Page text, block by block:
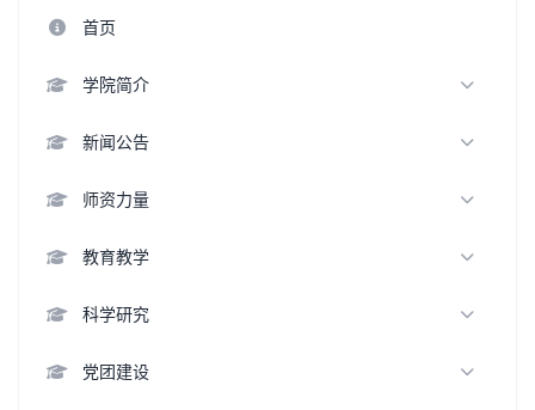
首页
学院简介
学院概况
领导班子
新闻公告
新闻动态
通知公告
师资力量
教师名录
杰出人才
教育教学
本科生教育
研究生教育
科学研究
科研方向
党团建设